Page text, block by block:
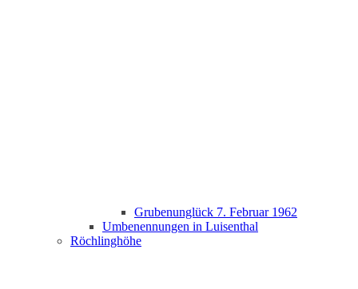
Grubenunglück 7. Februar 1962
Umbenennungen in Luisenthal
Röchlinghöhe